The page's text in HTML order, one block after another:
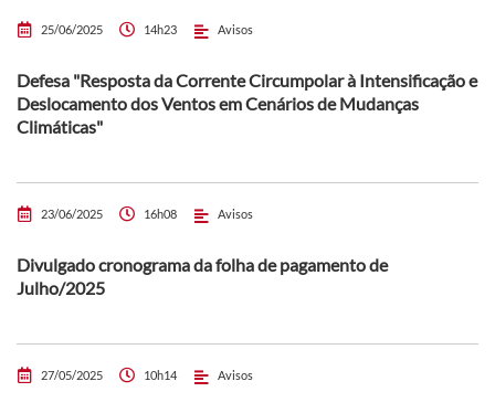
25/06/2025 14h23 Avisos
Defesa "Resposta da Corrente Circumpolar à Intensificação e
Deslocamento dos Ventos em Cenários de Mudanças
Climáticas"
23/06/2025 16h08 Avisos
Divulgado cronograma da folha de pagamento de
Julho/2025
27/05/2025 10h14 Avisos